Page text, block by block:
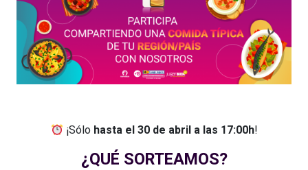
¡Sólo hasta el 30 de abril a las 17:00h!
¿QUÉ SORTEAMOS?